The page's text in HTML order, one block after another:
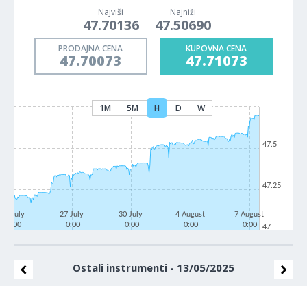
Najviši
47.70136
Najniži
47.50690
PRODAJNA CENA
47.70073
KUPOVNA CENA
47.71073
1M 5M H D W
22 July
0:00
27 July
0:00
30 July
0:00
4 August
0:00
7 August
0:00
47
47.25
47.5
Ostali instrumenti - 13/05/2025